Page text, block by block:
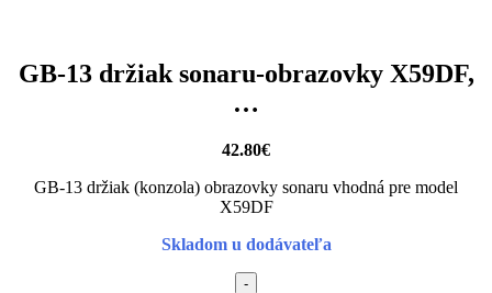
GB-13 držiak sonaru-obrazovky X59DF,
…
42.80€
GB-13 držiak (konzola) obrazovky sonaru vhodná pre model
X59DF
Skladom u dodávateľa
-